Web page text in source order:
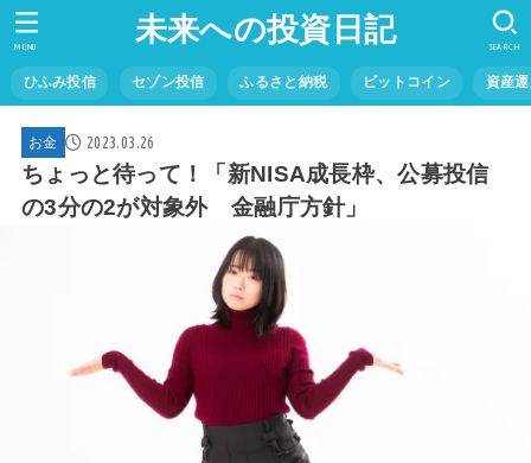
未来への投資日記
ひふみ投信 セゾン投信 ふるさと納税 ビットコイン 資産
SEARCH
MENU
お金 2023.03.26
ちょっと待って！「新NISA成長枠、公募投信
の3分の2が対象外 金融庁方針」